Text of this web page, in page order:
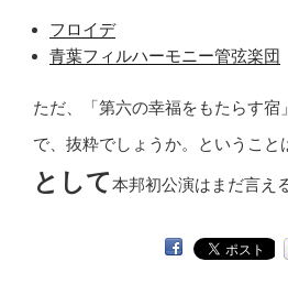
フロイデ
青葉フィルハーモニー管弦楽団
ただ、「第六の幸福をもたらす宿」
で、抜粋でしょうか。ということ
として本邦初公演はまだ言え